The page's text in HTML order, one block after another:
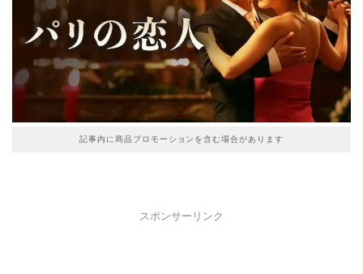
記事内に商品プロモーションを含む場合があります
スポンサーリンク